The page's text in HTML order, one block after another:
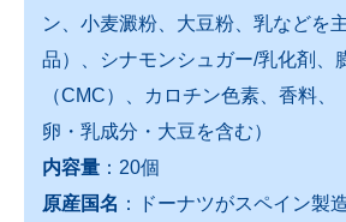
ン、小麦澱粉、大豆粉、乳などを
品）、シナモンシュガー/乳化剤、
（CMC）、カロチン色素、香料、
卵・乳成分・大豆を含む）
内容量 ：20個
原産国名 ：ドーナツがスペイン製